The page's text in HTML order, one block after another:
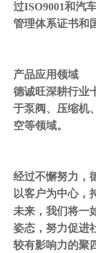
过ISO9001和汽
管理体系证书和
产品应用领域
德诚旺深耕行业
于泵阀、压缩机
空等领域。
经过不懈努力，
以客户为中心，
未来，我们将一
姿态，努力促进
较有影响力的聚